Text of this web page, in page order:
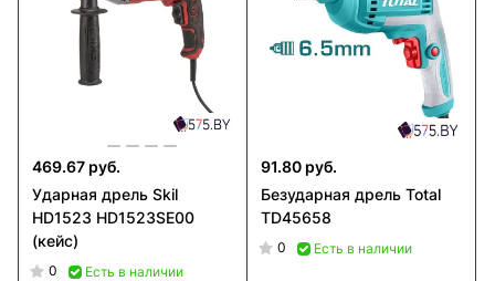
469.67 руб.
Ударная дрель Skil
HD1523 HD1523SE00
(кейс)
0 Есть в наличии
91.80 руб.
Безударная дрель Total
TD45658
0 Есть в наличии